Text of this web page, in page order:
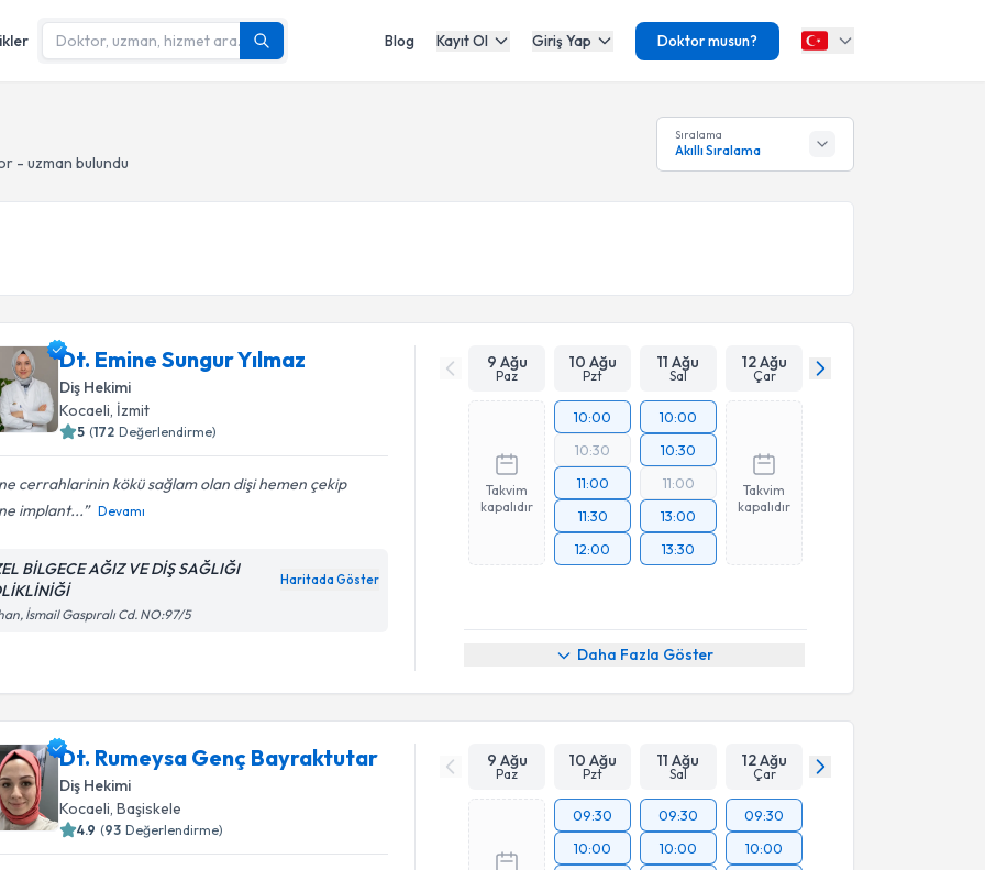
Blog Kayıt Ol Giriş Yap Doktor musun?
- uzman bulundu
Sıralama
Akıllı Sıralama
Dt. Emine Sungur Yılmaz
Diş Hekimi
Kocaeli, İzmit
5 (172 Değerlendirme)
cerrahlarinin kökü sağlam olan dişi hemen çekip
implant...
Devamı
BİLGECE AĞIZ VE DİŞ SAĞLIĞI
Haritada Göster
İsmail Gaspıralı Cd. NO:97/5
9 Ağu
Paz
10 Ağu
Pzt
11 Ağu
Sal
12 Ağu
Çar
Takvim
kapalıdır
10:00
10:30
11:00
11:30
12:00
10:00
10:30
11:00
13:00
13:30
Takvim
kapalıdır
Daha Fazla Göster
Dt. Rumeysa Genç Bayraktutar
Diş Hekimi
Kocaeli , Başiskele
4.9 (93 Değerlendirme)
9 Ağu
Paz
10 Ağu
Pzt
11 Ağu
Sal
12 Ağu
Çar
09:30
10:00
09:30
10:00
09:30
10:00